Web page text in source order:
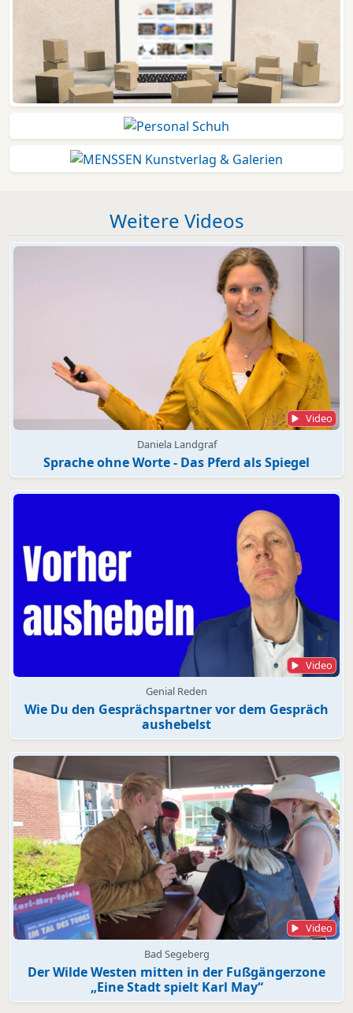
Weitere Videos
Video
Daniela Landgraf
Sprache ohne Worte - Das Pferd als Spiegel
Video
Genial Reden
Wie Du den Gesprächspartner vor dem Gespräch
aushebelst
Video
Bad Segeberg
Der Wilde Westen mitten in der Fußgängerzone
„Eine Stadt spielt Karl May“